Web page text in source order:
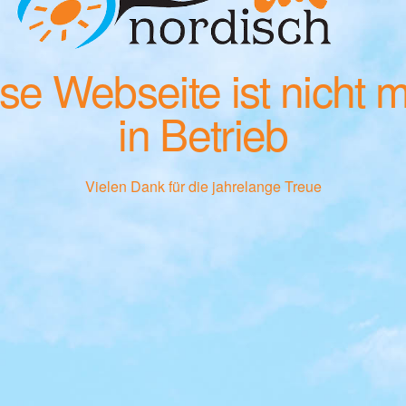
Webseite ist nicht
in Betrieb
Vielen Dank für die jahrelange Treue